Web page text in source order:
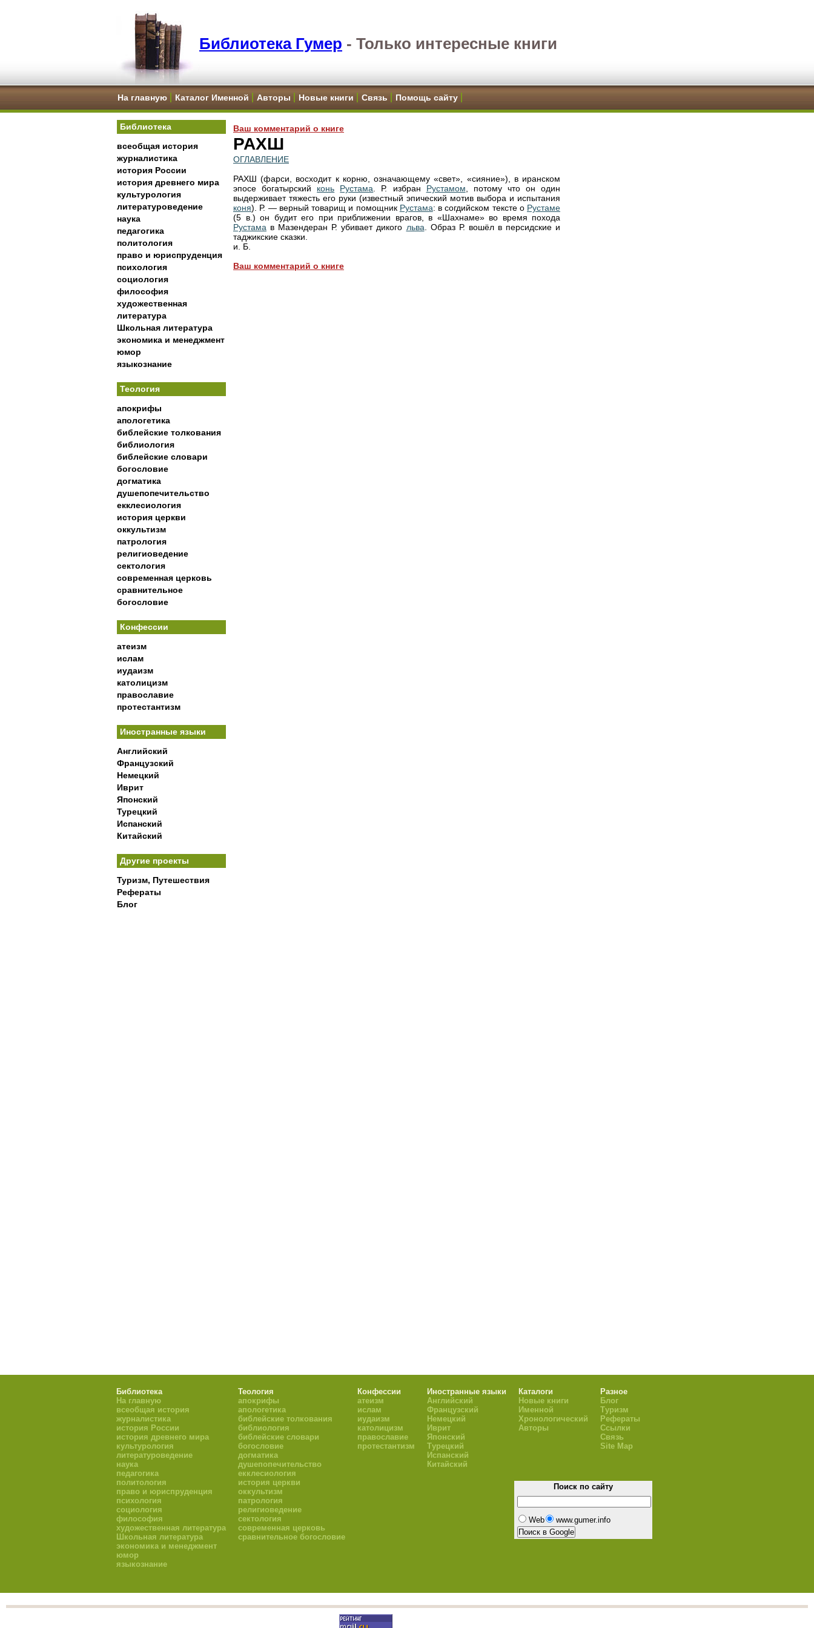
Библиотека Гумер - Только интересные книги
На главную Каталог Именной Авторы Новые книги Связь Помощь сайту
Библиотека
всеобщая история
журналистика
история России
история древнего мира
культурология
литературоведение
наука
педагогика
политология
право и юриспруденция
психология
социология
философия
художественная
литература
Школьная литература
экономика и менеджмент
юмор
языкознание
Теология
апокрифы
апологетика
библейские толкования
библиология
библейские словари
богословие
догматика
душепопечительство
екклесиология
история церкви
оккультизм
патрология
религиоведение
сектология
современная церковь
сравнительное
богословие
Конфессии
атеизм
ислам
иудаизм
католицизм
православие
протестантизм
Иностранные языки
Английский
Французский
Немецкий
Иврит
Японский
Турецкий
Испанский
Китайский
Другие проекты
Туризм, Путешествия
Рефераты
Блог
Ваш комментарий о книге
РАХШ
ОГЛАВЛЕНИЕ
РАХШ (фарси, восходит к корню, означающему «свет», «сияние»), в иранском
эпосе богатырский конь Рустама . Р. избран Рустамом , потому что он один
выдерживает тяжесть его руки (известный эпический мотив выбора и испытания
коня). Р. — верный товарищ и помощник Рустама: в согдийском тексте о Рустаме
(5 в.) он будит его при приближении врагов, в «Шахнаме» во время похода
Рустама в Мазендеран Р. убивает дикого льва . Образ Р. вошёл в персидские и
таджикские сказки.
и. Б.
Ваш комментарий о книге
Библиотека
На главную
всеобщая история
журналистика
история России
история древнего мира
культурология
литературоведение
наука
педагогика
политология
право и юриспруденция
психология
социология
философия
художественная литература
Школьная литература
экономика и менеджмент
юмор
языкознание
Теология
апокрифы
апологетика
библейские толкования
библиология
библейские словари
богословие
догматика
душепопечительство
екклесиология
история церкви
оккультизм
патрология
религиоведение
сектология
современная церковь
сравнительное богословие
Конфессии
атеизм
ислам
иудаизм
католицизм
православие
протестантизм
Иностранные языки
Английский
Французский
Немецкий
Иврит
Японский
Турецкий
Испанский
Китайский
Каталоги
Новые книги
Именной
Хронологический
Авторы
Разное
Блог
Туризм
Рефераты
Ссылки
Связь
Site Map
Поиск по сайту
Web www.gumer.info